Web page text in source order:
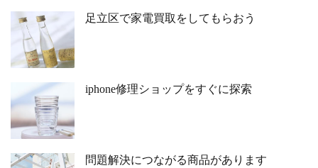
足立区で家電買取をしてもらおう
iphone修理ショップをすぐに探索
問題解決につながる商品があります